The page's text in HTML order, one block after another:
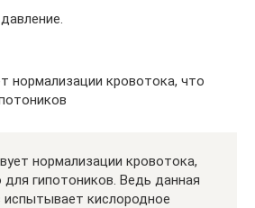
нормализации кровотока, что
нормализации кровотока,
гипотоников. Ведь данная
испытывает кислородное